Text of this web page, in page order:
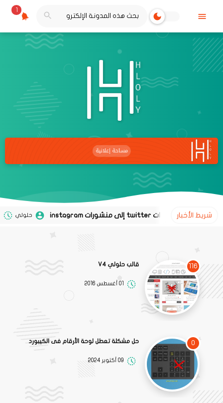
1
شريط الأخبار حلولي 02 نوفمبر 2020
116 قالب حلولي V4
01 أغسطس 2016
0 حل مشكلة تعطل لوحة الأرقام فى الكيبورد
09 أكتوبر 2024